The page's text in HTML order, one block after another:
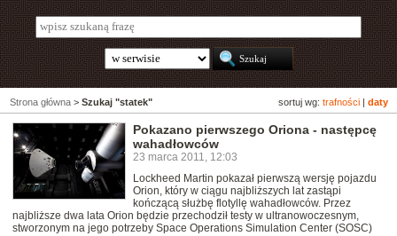
sortuj wg: trafności daty
Strona główna > Szukaj "statek"
Pokazano pierwszego Oriona - następcę
wahadłowców
23 marca 2011, 12:03
Lockheed Martin pokazał pierwszą wersję pojazdu
Orion, który w ciągu najbliższych lat zastąpi
kończącą służbę flotyllę wahadłowców. Przez
najbliższe dwa lata Orion będzie przechodził testy w ultranowoczesnym,
stworzonym na jego potrzeby Space Operations Simulation Center (SOSC)